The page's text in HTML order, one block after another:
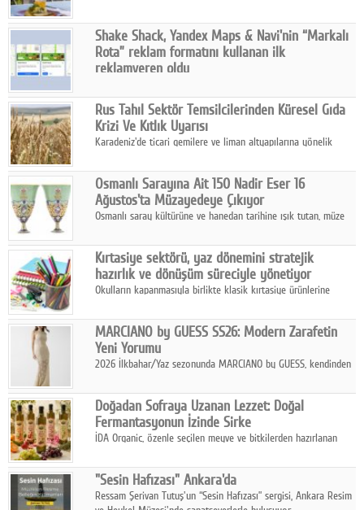
Shake Shack, Yandex Maps & Navi'nin “Markalı
Rota” reklam formatını kullanan ilk
reklamveren oldu
artırmak amacıyla Cereyan Medya ve Yandex Ads iş birliğiyle
Yandex Maps & Navi'nin yeni "Markalı Rota" reklam formatını
kullanan ilk marka oldu.
Rus Tahıl Sektör Temsilcilerinden Küresel Gıda
Krizi Ve Kıtlık Uyarısı
Karadeniz'de ticari gemilere ve liman altyapılarına yönelik
geçirdi.
Osmanlı Sarayına Ait 150 Nadir Eser 16
Ağustos'ta Müzayedeye Çıkıyor
Osmanlı saray kültürüne ve hanedan tarihine ışık tutan, müze
Ağustos'ta Arthill Müzecilik'in düzenleyeceği özel müzayedede
koleksiyonerlerle buluşuyor
Kırtasiye sektörü, yaz dönemini stratejik
hazırlık ve dönüşüm süreciyle yönetiyor
Okulların kapanmasıyla birlikte klasik kırtasiye ürünlerine
sanat ve eğitici aktivite ürünleriyle dinamik bir biçimde
geçiriyor.
MARCIANO by GUESS SS26: Modern Zarafetin
Yeni Yorumu
2026 İlkbahar/Yaz sezonunda MARCIANO by GUESS, kendinden
Doğadan Sofraya Uzanan Lezzet: Doğal
Fermantasyonun İzinde Sirke
İDA Organic, özenle seçilen meyve ve bitkilerden hazırlanan
sofralarına taşıyor.
"Sesin Hafızası" Ankara'da
Ressam Şerivan Tutuş'un “Sesin Hafızası” sergisi, Ankara Resim